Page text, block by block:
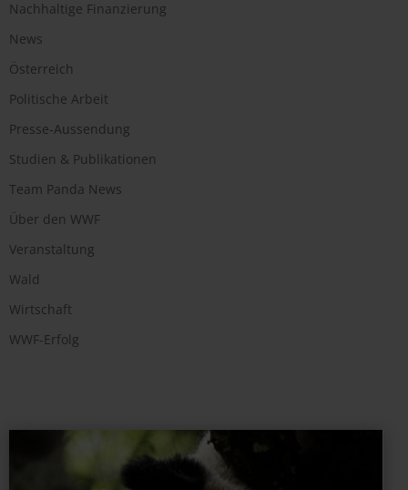
Nachhaltige Finanzierung
News
Österreich
Politische Arbeit
Presse-Aussendung
Studien & Publikationen
Team Panda News
Über den WWF
Veranstaltung
Wald
Wirtschaft
WWF-Erfolg